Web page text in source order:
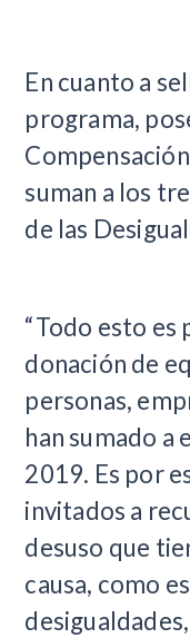
En cuanto a
programa,
suman a los
de las
“Todo esto es
donación de
personas,
han sumado a
2019. Es por
invitados a
desuso que
causa, como